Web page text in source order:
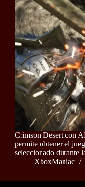
Crimson Desert con
permite obtener el
seleccionado durante
XboxManiac